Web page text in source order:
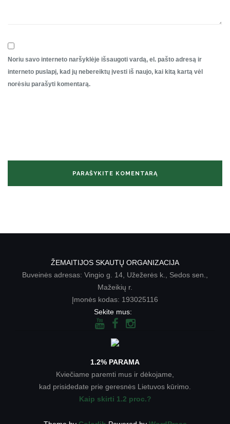
Noriu savo interneto naršyklėje išsaugoti vardą, el. pašto adresą ir
interneto puslapį, kad jų nebereiktų įvesti iš naujo, kai kitą kartą vėl
norėsiu parašyti komentarą.
ŽEMAITIJOS SKAUTŲ ORGANIZACIJA
Buveinės adresas: Vingio g. 14, Užežerės k., Sedos sen.,
Mažeikių r.
Įmonės kodas: 193025116
Sekite mus:
1.2% PARAMA
Kviečiame paremti mus ir dėkojame,
kad prisidedate prie geresnės Lietuvos kūrimo.
Kaip skirti 1.2 proc.?